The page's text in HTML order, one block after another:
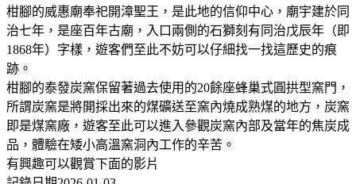
柑腳的威惠廟奉祀開漳聖王，是此地的信仰中心，廟宇建於同
治七年，是座百年古廟，入口兩側的石獅刻有同治戊辰年（即
1868年）字樣，遊客們至此不妨可以仔細找一找這歷史的痕
跡。
柑腳的泰發炭窯保留著過去使用的20餘座蜂巢式圓拱型窯門，
所謂炭窯是將開採出來的煤礦送至窯內燒成熟煤的地方，炭窯
即是煤窯廠，遊客至此可以進入參觀炭窯內部及當年的焦炭成
品，體驗在矮小高溫窯洞內工作的辛苦。
有興趣可以觀賞下面的影片